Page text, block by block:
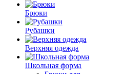
Брюки
Рубашки
Верхняя одежда
Школьная форма